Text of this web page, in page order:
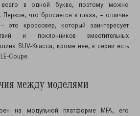
всего в одной букве, поэтому можно
Первое, что бросается в глаза, – отличия
это кроссовер, который заинтересует
и поклонников вместительных
SUV-Класса, кроме нее, в серии есть
Coupe.
между моделями
на модульной платформе MFA, его